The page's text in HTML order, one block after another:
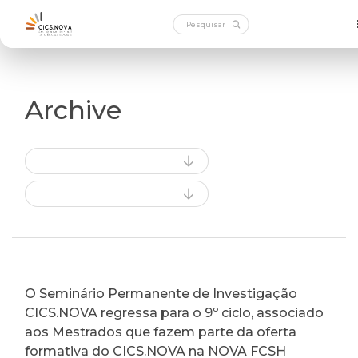
Archive
O Seminário Permanente de Investigação
CICS.NOVA regressa para o 9º ciclo, associado
aos Mestrados que fazem parte da oferta
formativa do CICS.NOVA na NOVA FCSH